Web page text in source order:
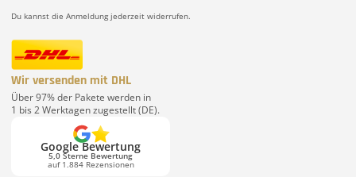
Du kannst die Anmeldung jederzeit widerrufen.
Wir versenden mit DHL
Über 97% der Pakete werden in
1 bis 2 Werktagen zugestellt (DE).
Google Bewertung
5,0 Sterne Bewertung
auf 1.884 Rezensionen